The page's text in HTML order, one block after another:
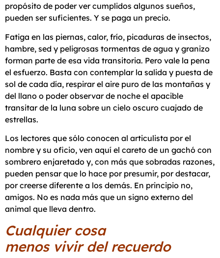
propósito de poder ver cumplidos algunos sueños,
pueden ser suficientes. Y se paga un precio.
Fatiga en las piernas, calor, frío, picaduras de insectos,
hambre, sed y peligrosas tormentas de agua y granizo
forman parte de esa vida transitoria. Pero vale la pena
el esfuerzo. Basta con contemplar la salida y puesta de
sol de cada día, respirar el aire puro de las montañas y
del llano o poder observar de noche el apacible
transitar de la luna sobre un cielo oscuro cuajado de
estrellas.
Los lectores que sólo conocen al articulista por el
nombre y su oficio, ven aquí el careto de un gachó con
sombrero enjaretado y, con más que sobradas razones,
pueden pensar que lo hace por presumir, por destacar,
por creerse diferente a los demás. En principio no,
amigos. No es nada más que un signo externo del
animal que lleva dentro.
Cualquier cosa
menos vivir del recuerdo